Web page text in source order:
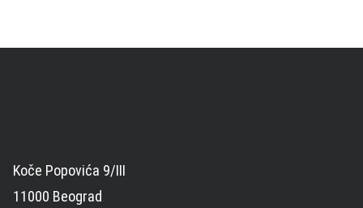
Koče Popovića 9/III
11000 Beograd